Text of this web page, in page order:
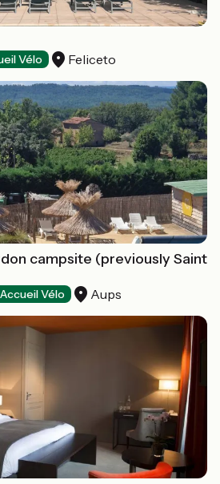
Vélo Feliceto
campsite (previously Saint
Accueil Vélo Aups